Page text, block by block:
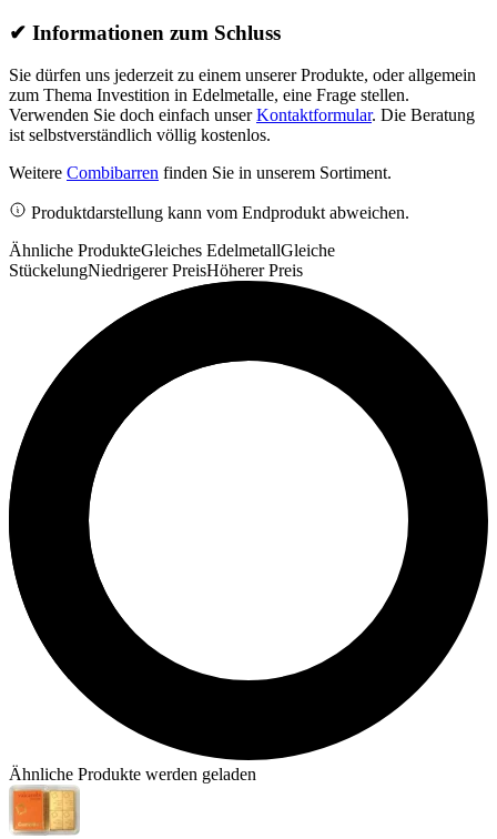
✔ Informationen zum Schluss
Sie dürfen uns jederzeit zu einem unserer Produkte, oder allgemein
zum Thema Investition in Edelmetalle, eine Frage stellen.
Verwenden Sie doch einfach unserKontaktformular. Die Beratung
ist selbstverständlich völlig kostenlos.
Weitere Combibarren finden Sie in unserem Sortiment.
Produktdarstellung kann vom Endprodukt abweichen.
Ähnliche ProdukteGleiches EdelmetallGleiche
StückelungNiedrigerer PreisHöherer Preis
Ähnliche Produkte werden geladen